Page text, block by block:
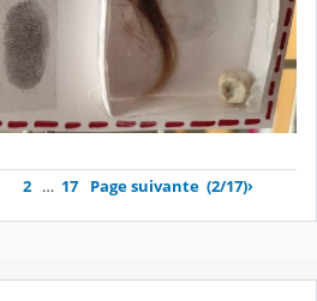
2 … 17 Page suivante (2/17)›